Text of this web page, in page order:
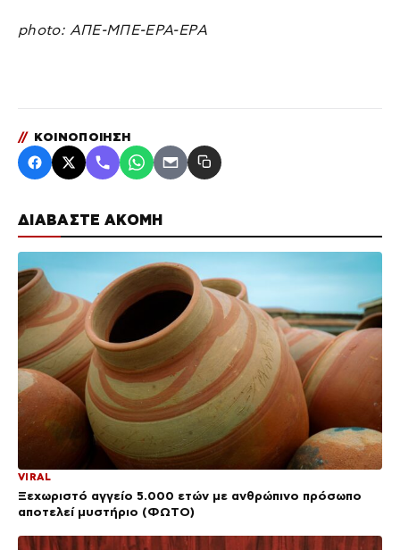
ΔΙΑΒΑΣΤΕ ΑΚΟΜΗ
VIRAL
Ξεχωριστό αγγείο 5.000 ετών με ανθρώπινο πρόσωπο
αποτελεί μυστήριο (ΦΩΤΟ)
photo: ΑΠΕ-ΜΠΕ-ΕΡΑ-ΕΡΑ
// ΚΟΙΝΟΠΟΙΗΣΗ